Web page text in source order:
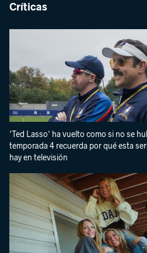
Críticas
'Ted Lasso' ha vuelto como si no se
temporada 4 recuerda por qué esta
hay en televisión